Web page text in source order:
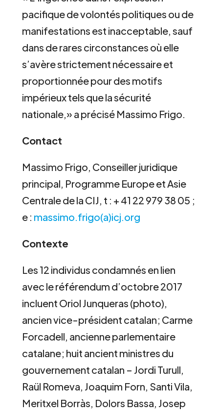
pacifique de volontés politiques ou de
manifestations est inacceptable, sauf
dans de rares circonstances où elle
s’avère strictement nécessaire et
proportionnée pour des motifs
impérieux tels que la sécurité
nationale,» a précisé Massimo Frigo.
Contact
Massimo Frigo, Conseiller juridique
principal, Programme Europe et Asie
Centrale de la CIJ, t : + 41 22 979 38 05 ;
e : massimo.frigo(a)icj.org
Contexte
Les 12 individus condamnés en lien
avec le référendum d’octobre 2017
incluent Oriol Junqueras (photo),
ancien vice-président catalan; Carme
Forcadell, ancienne parlementaire
catalane; huit ancient ministres du
gouvernement catalan – Jordi Turull,
Raül Romeva, Joaquim Forn, Santi Vila,
Meritxel Borràs, Dolors Bassa, Josep